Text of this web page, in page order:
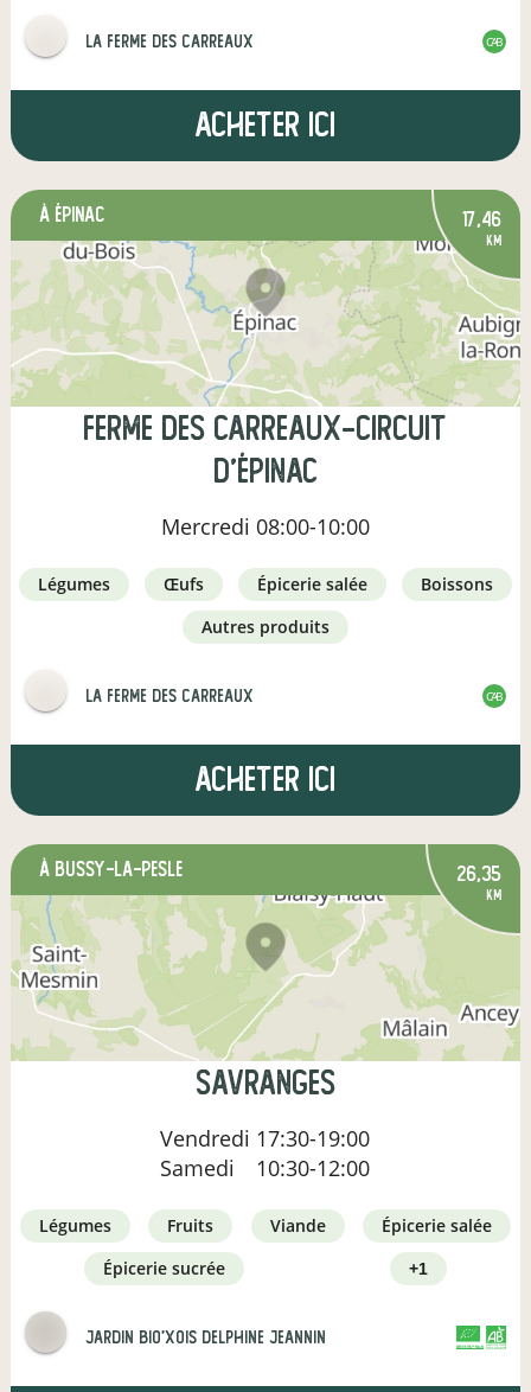
La Ferme des Carreaux CAB
Acheter ici
à Épinac 17,46
km
Ferme des Carreaux-Circuit
d'Épinac
Mercredi 08:00-10:00
légumes œufs épicerie salée
boissons
autres produits
La Ferme des Carreaux CAB
Acheter ici
à Bussy-la-Pesle 26,35
km
Savranges
Vendredi 17:30-19:00
Samedi
10:30-12:00
légumes fruits viande
épicerie salée
épicerie sucrée
+1
JARDIN BIO'XOIS Delphine Jeannin